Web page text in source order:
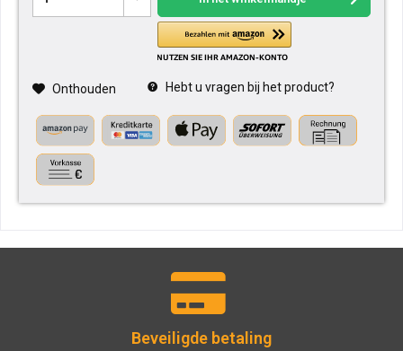
Onthouden Hebt u vragen bij het product?
Beveiligde betaling